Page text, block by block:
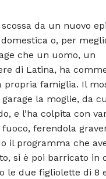
scossa da un nuovo
o, per
che un uomo, un
di Latina, ha
propria famiglia. Il
la moglie, da
e l’ha colpita con
ferendola
il programma che
si è poi barricato in
le due figliolette di 8